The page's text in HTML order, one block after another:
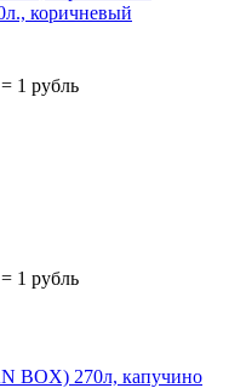
коричневый
1 рубль
1 рубль